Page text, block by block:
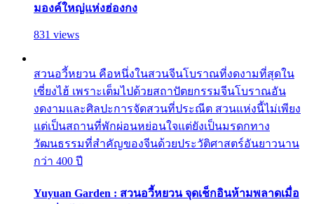
มองค์ใหญ่แห่งฮ่องกง
831 views
สวนอวี้หยวน คือหนึ่งในสวนจีนโบราณที่งดงามที่สุดใน
เซี่ยงไฮ้ เพราะเต็มไปด้วยสถาปัตยกรรมจีนโบราณอัน
งดงามและศิลปะการจัดสวนที่ประณีต สวนแห่งนี้ไม่เพียง
แต่เป็นสถานที่พักผ่อนหย่อนใจแต่ยังเป็นมรดกทาง
วัฒนธรรมที่สำคัญของจีนด้วยประวัติศาสตร์อันยาวนาน
กว่า 400 ปี
Yuyuan Garden : สวนอวี้หยวน จุดเช็กอินห้ามพลาดเมื่อ